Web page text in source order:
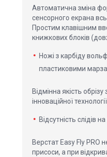
Автоматична зміна
сенсорного екрана
Простим клавішним
книжкових блоків
Ножі з карбіду
пластиковими
Відмінна якість
інноваційної
Відсутність слідів
Верстат Easy Fly PRO
присоси, а при